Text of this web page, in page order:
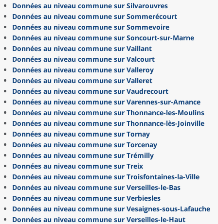
Données au niveau commune sur Silvarouvres
Données au niveau commune sur Sommerécourt
Données au niveau commune sur Sommevoire
Données au niveau commune sur Soncourt-sur-Marne
Données au niveau commune sur Vaillant
Données au niveau commune sur Valcourt
Données au niveau commune sur Valleroy
Données au niveau commune sur Valleret
Données au niveau commune sur Vaudrecourt
Données au niveau commune sur Varennes-sur-Amance
Données au niveau commune sur Thonnance-les-Moulins
Données au niveau commune sur Thonnance-lès-Joinville
Données au niveau commune sur Tornay
Données au niveau commune sur Torcenay
Données au niveau commune sur Trémilly
Données au niveau commune sur Treix
Données au niveau commune sur Troisfontaines-la-Ville
Données au niveau commune sur Verseilles-le-Bas
Données au niveau commune sur Verbiesles
Données au niveau commune sur Vesaignes-sous-Lafauche
Données au niveau commune sur Verseilles-le-Haut